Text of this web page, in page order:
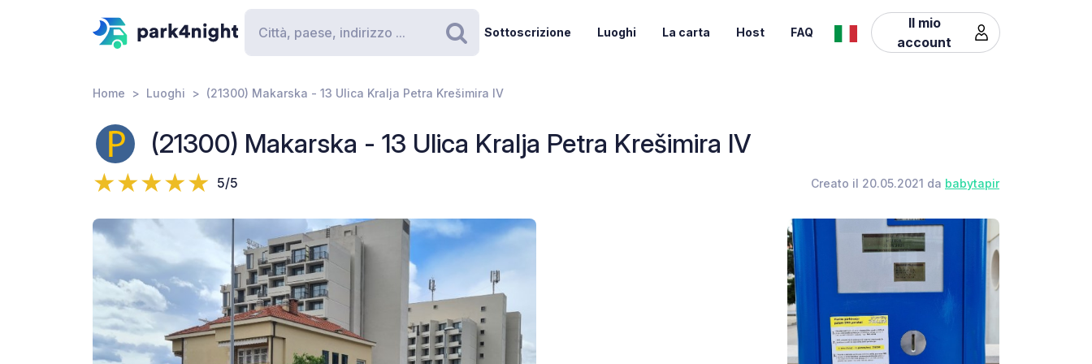
Ricerca
Sottoscrizione Luoghi La carta Host FAQ
Il mio
account
Home Luoghi (21300) Makarska - 13 Ulica Kralja Petra Krešimira IV
(21300) Makarska - 13 Ulica Kralja Petra Krešimira IV
5/5 Creato il 20.05.2021 da babytapir